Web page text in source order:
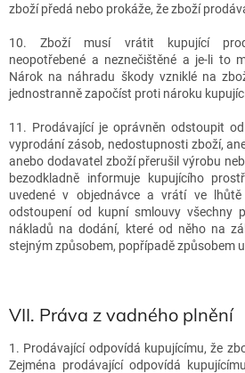
zboží předá nebo prokáže, že zboží
10. Zboží musí vrátit kupující
neopotřebené a neznečištěné a je-li to
Nárok na náhradu škody vzniklé na
jednostranně započíst proti nároku
11. Prodávající je oprávněn odstoupit
vyprodání zásob, nedostupnosti zboží,
anebo dodavatel zboží přerušil výrobu
bezodkladně informuje kupujícího
uvedené v objednávce a vrátí ve
odstoupení od kupní smlouvy všechny
nákladů na dodání, které od něho na
stejným způsobem, popřípadě způsobem
VII. Práva z vadného plnění
1. Prodávající odpovídá kupujícímu, že
Zejména prodávající odpovídá